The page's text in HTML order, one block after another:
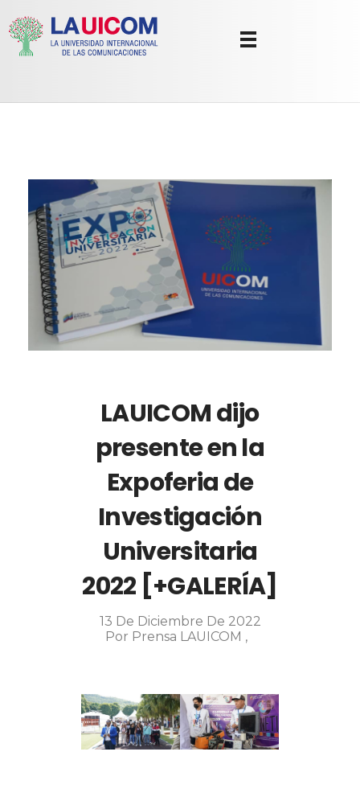
LAUICOM dijo
presente en la
Expoferia de
Investigación
Universitaria
2022 [+GALERÍA]
13 De Diciembre De 2022
Por Prensa LAUICOM